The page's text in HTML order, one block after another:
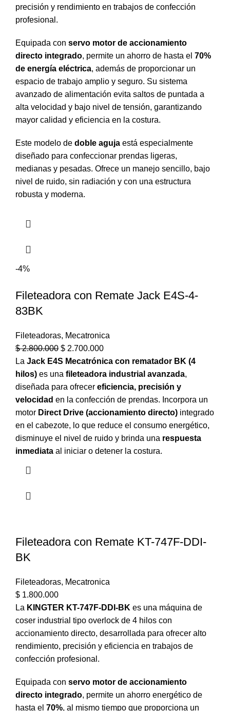
precisión y rendimiento en trabajos de confección
profesional.
Equipada con servo motor de accionamiento
directo integrado, permite un ahorro de hasta el 70%
de energía eléctrica, además de proporcionar un
espacio de trabajo amplio y seguro. Su sistema
avanzado de alimentación evita saltos de puntada a
alta velocidad y bajo nivel de tensión, garantizando
mayor calidad y eficiencia en la costura.
Este modelo de doble aguja está especialmente
diseñado para confeccionar prendas ligeras,
medianas y pesadas. Ofrece un manejo sencillo, bajo
nivel de ruido, sin radiación y con una estructura
robusta y moderna.
-4%
Fileteadora con Remate Jack E4S-4-
83BK
Fileteadoras, Mecatronica
$2.800.000 $ 2.700.000
La Jack E4S Mecatrónica con rematador BK (4
hilos) es una fileteadora industrial avanzada,
diseñada para ofrecer eficiencia, precisión y
velocidad en la confección de prendas. Incorpora un
motor Direct Drive (accionamiento directo) integrado
en el cabezote, lo que reduce el consumo energético,
disminuye el nivel de ruido y brinda una respuesta
inmediata al iniciar o detener la costura.
Fileteadora con Remate KT-747F-DDI-
BK
Fileteadoras, Mecatronica
$ 1.800.000
La KINGTER KT-747F-DDI-BK es una máquina de
coser industrial tipo overlock de 4 hilos con
accionamiento directo, desarrollada para ofrecer alto
rendimiento, precisión y eficiencia en trabajos de
confección profesional.
Equipada con servo motor de accionamiento
directo integrado, permite un ahorro energético de
hasta el 70%, al mismo tiempo que proporciona un